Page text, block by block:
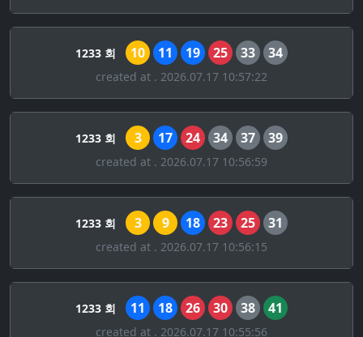
1233 회 10 11 19 25 33 34
created at . 2026.07.17 10:57:22
1233 회 3 17 24 34 37 39
created at . 2026.07.17 10:56:59
1233 회 3 9 18 23 25 31
created at . 2026.07.17 10:56:15
1233 회 11 18 26 30 38 41
created at . 2026.07.17 10:55:56